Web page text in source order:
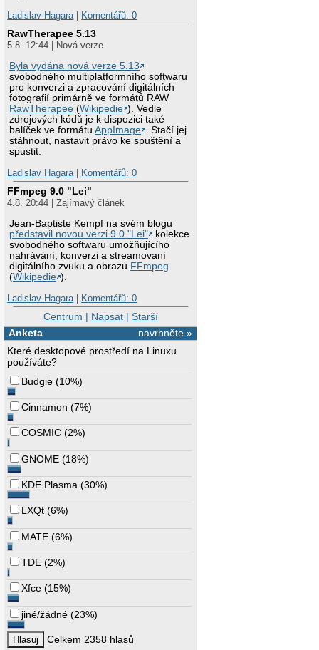
Ladislav Hagara | Komentářů: 0
RawTherapee 5.13
5.8. 12:44 | Nová verze
Byla vydána nová verze 5.13
svobodného multiplatformního softwaru
pro konverzi a zpracování digitálních
fotografií primárně ve formátů RAW
RawTherapee (Wikipedie ). Vedle
zdrojových kódů je k dispozici také
balíček ve formátuAppImage
. Stačí jej
stáhnout, nastavit právo ke spuštění a
spustit.
Ladislav Hagara | Komentářů: 0
FFmpeg 9.0 "Lei"
4.8. 20:44 | Zajímavý článek
Jean-Baptiste Kempf na svém blogu
představil novou verzi 9.0 "Lei"
kolekce
svobodného softwaru umožňujícího
nahrávání, konverzi a streamovaní
digitálního zvuku a obrazu FFmpeg
(Wikipedie ).
Ladislav Hagara | Komentářů: 0
Centrum | Napsat| Starší
navrhněte »
Anketa
Které desktopové prostředí na Linuxu
používáte?
Budgie (10%)
Cinnamon (7%)
COSMIC (2%)
GNOME (18%)
KDE Plasma (30%)
LXQt (6%)
MATE (6%)
TDE (2%)
Xfce (15%)
jiné/žádné (23%)
Celkem 2358 hlasů